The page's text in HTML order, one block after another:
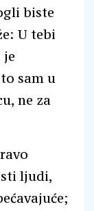
biste
U tebi
je
sam u
ne za
ljudi,